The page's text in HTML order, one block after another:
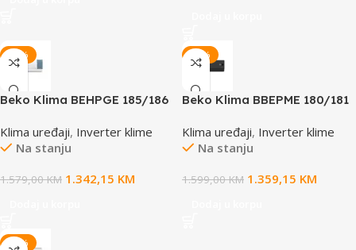
-15%
Beko Klima BEHPGE 185/186
Klima uređaji, Inverter klime
Na stanju
1.579,00KM 1.342,15 KM
-15%
Beko Klima BBEPME 180/181
Klima uređaji, Inverter klime
Na stanju
1.599,00KM 1.359,15 KM
-25%